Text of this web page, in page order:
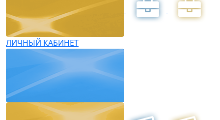
ЛИЧНЫЙ КАБИНЕТ